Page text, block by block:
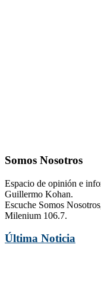
Somos Nosotros
Espacio de opinión e
Guillermo Kohan.
Escuche Somos
Milenium 106.7.
Última Noticia